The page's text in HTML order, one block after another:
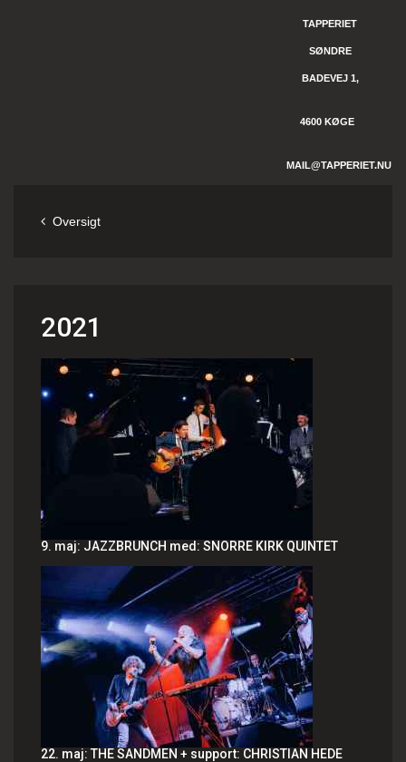
TAPPERIET
SØNDRE
BADEVEJ 1,
4600 KØGE
MAIL@TAPPERIET.NU
Oversigt
2021
9. maj: JAZZBRUNCH med: SNORRE KIRK QUINTET
22. maj: THE SANDMEN + support: CHRISTIAN HEDE